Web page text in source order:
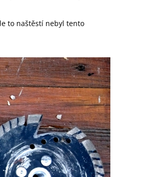
to naštěstí nebyl tento